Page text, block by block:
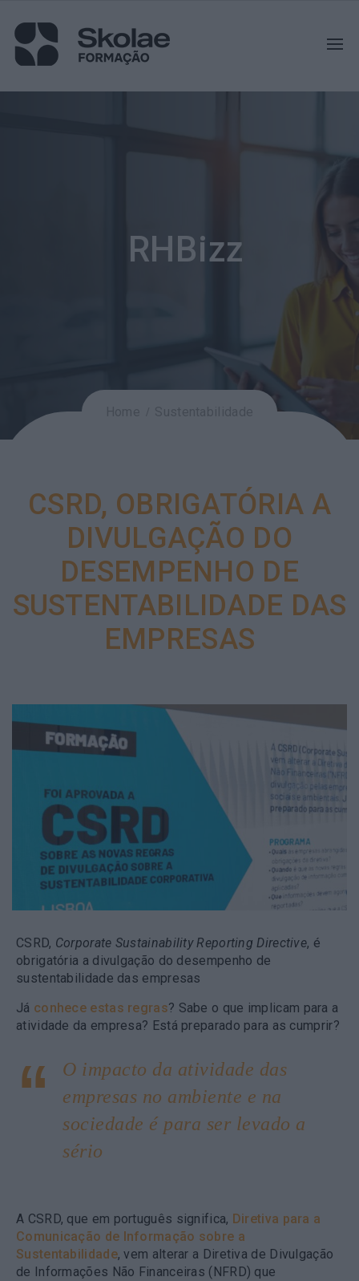
RHBizz
CSRD, OBRIGATÓRIA A
DIVULGAÇÃO DO
DESEMPENHO DE
SUSTENTABILIDADE DAS
EMPRESAS
CSRD, Corporate Sustainability Reporting Directive, é
obrigatória a divulgação do desempenho de
sustentabilidade das empresas
Já conhece estas regras? Sabe o que implicam para a
atividade da empresa? Está preparado para as cumprir?
O impacto da atividade das
empresas no ambiente e na
sociedade é para ser levado a
sério
A CSRD, que em português significa, Diretiva para a
Comunicação de Informação sobre a
Sustentabilidade, vem alterar a Diretiva de Divulgação
de Informações Não Financeiras (NFRD) que